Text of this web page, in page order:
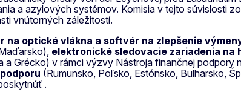
a azylových systémov. Komisia v tejto súvislosti
vnútorných záležitostí.
na optické vlákna a softvér na zlepšenie
elektronické sledovacie zariadenia
a Grécko) v rámci výzvy Nástroja finančnej podpory
(Rumunsko, Poľsko, Estónsko, Bulharsko,
.